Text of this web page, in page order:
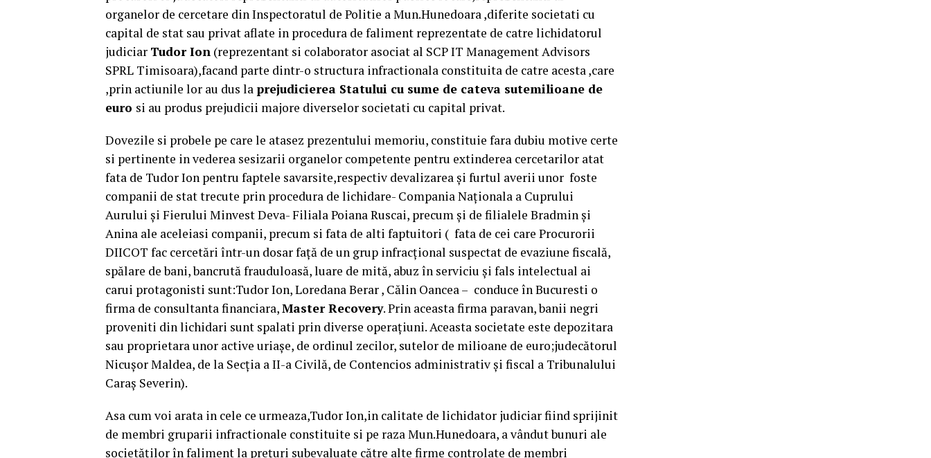
organelor de cercetare din Inspectoratul de Politie a Mun.Hunedoara ,diferite societati cu
capital de stat sau privat aflate in procedura de faliment reprezentate de catre lichidatorul
judiciar Tudor Ion (reprezentant si colaborator asociat al SCP IT Management Advisors
SPRL Timisoara),facand parte dintr-o structura infractionala constituita de catre acesta ,care
,prin actiunile lor au dus la prejudicierea Statului cu sume de cateva sutemilioane de
euro si au produs prejudicii majore diverselor societati cu capital privat.
Dovezile si probele pe care le atasez prezentului memoriu, constituie fara dubiu motive certe
si pertinente in vederea sesizarii organelor competente pentru extinderea cercetarilor atat
fata de Tudor Ion pentru faptele savarsite,respectiv devalizarea și furtul averii unor foste
companii de stat trecute prin procedura de lichidare- Compania Naționala a Cuprului
Aurului și Fierului Minvest Deva- Filiala Poiana Ruscai, precum și de filialele Bradmin și
Anina ale aceleiasi companii, precum si fata de alti faptuitori ( fata de cei care Procurorii
DIICOT fac cercetări într-un dosar faţă de un grup infracţional suspectat de evaziune fiscală,
spălare de bani, bancrută frauduloasă, luare de mită, abuz în serviciu şi fals intelectual ai
carui protagonisti sunt:Tudor Ion, Loredana Berar , Călin Oancea – conduce în Bucuresti o
firma de consultanta financiara,Master Recovery. Prin aceasta firma paravan, banii negri
proveniti din lichidari sunt spalati prin diverse operațiuni. Aceasta societate este depozitara
sau proprietara unor active uriașe, de ordinul zecilor, sutelor de milioane de euro;judecătorul
Nicuşor Maldea, de la Secţia a II-a Civilă, de Contencios administrativ şi fiscal a Tribunalului
Caraş Severin).
Asa cum voi arata in cele ce urmeaza,Tudor Ion,in calitate de lichidator judiciar fiind sprijinit
de membri gruparii infractionale constituite si pe raza Mun.Hunedoara, a vândut bunuri ale
societăţilor în faliment la preţuri subevaluate către alte firme controlate de membri